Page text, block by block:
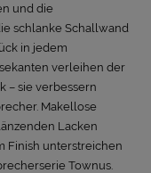
und die
schlanke Schallwand
in jedem
verleihen der
– sie verbessern
Makellose
Lacken
Finish unterstreichen
Townus.